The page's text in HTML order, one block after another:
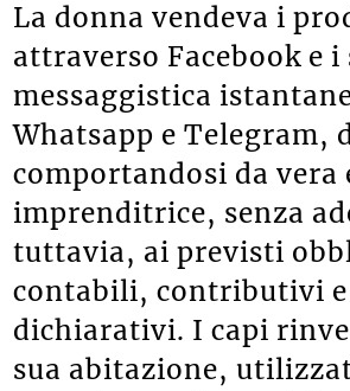
La donna vendeva i
attraverso Facebook e
messaggistica
Whatsapp e Telegram,
comportandosi da vera
imprenditrice, senza
tuttavia, ai previsti
contabili, contributivi e
dichiarativi. I capi
sua abitazione,